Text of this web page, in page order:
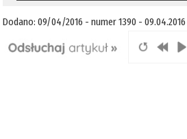
Dodano: 09/04/2016 - numer 1390 - 09.04.2016